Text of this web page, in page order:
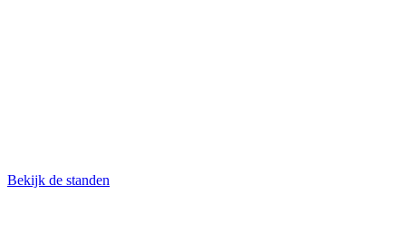
Bekijk de standen